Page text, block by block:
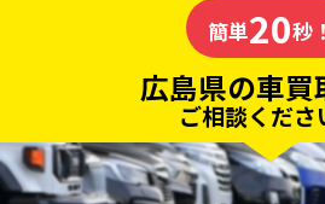
の車買取なら
ソコカラの
簡単20秒！
広島県の車買
ご相談くださ